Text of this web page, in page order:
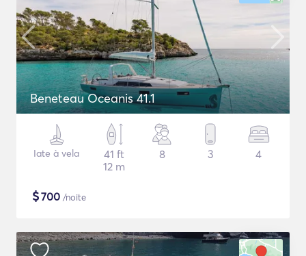
Beneteau Oceanis 41.1
Iate à vela
41 ft
12 m
8 3 4
$700 /noite